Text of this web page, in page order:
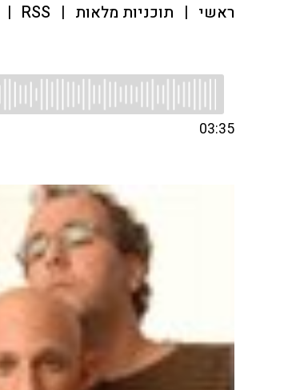
ראשי | תוכניות מלאות |
RSS
|
03:35